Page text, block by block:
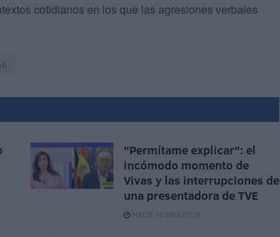
cotidianos en los que las agresiones verbales
"Permítame explicar": el
incómodo momento de
Vivas y las interrupciones de
una presentadora de TVE
HACE 14 MINUTOS